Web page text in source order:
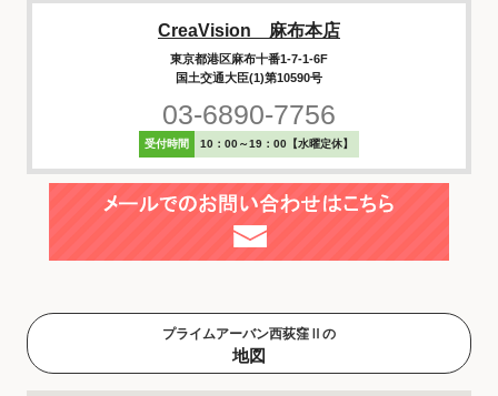
CreaVision 麻布本店
東京都港区麻布十番1-7-1-6F
国土交通大臣(1)第10590号
03-6890-7756
受付時間 10：00～19：00【水曜定休】
プライムアーバン西荻窪Ⅱの
地図